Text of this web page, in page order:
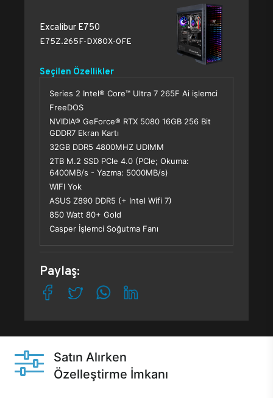
Excalibur E750
E75Z.265F-DX80X-0FE
Seçilen Özellikler
Series 2 Intel® Core™ Ultra 7 265F Ai işlemci
FreeDOS
NVIDIA® GeForce® RTX 5080 16GB 256 Bit
GDDR7 Ekran Kartı
32GB DDR5 4800MHZ UDIMM
2TB M.2 SSD PCle 4.0 (PCle; Okuma:
6400MB/s - Yazma: 5000MB/s)
WIFI Yok
ASUS Z890 DDR5 (+ Intel Wifi 7)
850 Watt 80+ Gold
Casper İşlemci Soğutma Fanı
Paylaş:
Satın Alırken
Özelleştirme İmkanı